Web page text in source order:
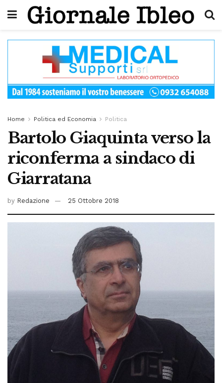
Home Politica ed Economia Politica
Bartolo Giaquinta verso la
riconferma a sindaco di
Giarratana
by Redazione 25 Ottobre 2018